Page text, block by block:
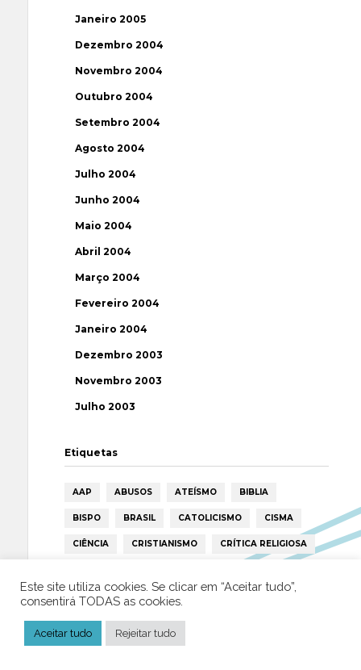
Janeiro 2005
Dezembro 2004
Novembro 2004
Outubro 2004
Setembro 2004
Agosto 2004
Julho 2004
Junho 2004
Maio 2004
Abril 2004
Março 2004
Fevereiro 2004
Janeiro 2004
Dezembro 2003
Novembro 2003
Julho 2003
Etiquetas
AAP ABUSOS ATEÍSMO BIBLIA
BISPO BRASIL CATOLICISMO CISMA
CIÊNCIA CRISTIANISMO CRÍTICA RELIGIOSA
ESPIRITISMO ESTATÍSTICAS
FÁTIMA HISTÓRIA
ICAR IGREJA ISLAMISMO
Este site utiliza cookies. Se clicar em “Aceitar tudo”,
consentirá TODAS as cookies.
Aceitar tudo Rejeitar tudo